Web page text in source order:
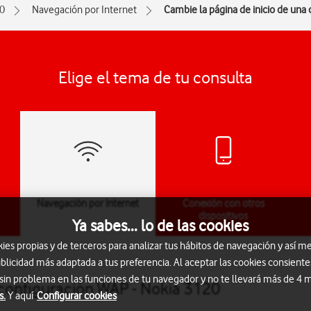
Navegación por Internet Cambie la página de inicio de una
Elige el tema de tu consulta
Navegación por Internet
Conexión con otros
dispositivos
WAP - Nokia 3120
Ya sabes... lo de las cookies
propias y de terceros para analizar tus hábitos de navegación y así
más adaptada a tus preferencia. Al aceptar las cookies
problema en las funciones de tu navegador y no te llevará más de 4
Y aquí Configurar cookies